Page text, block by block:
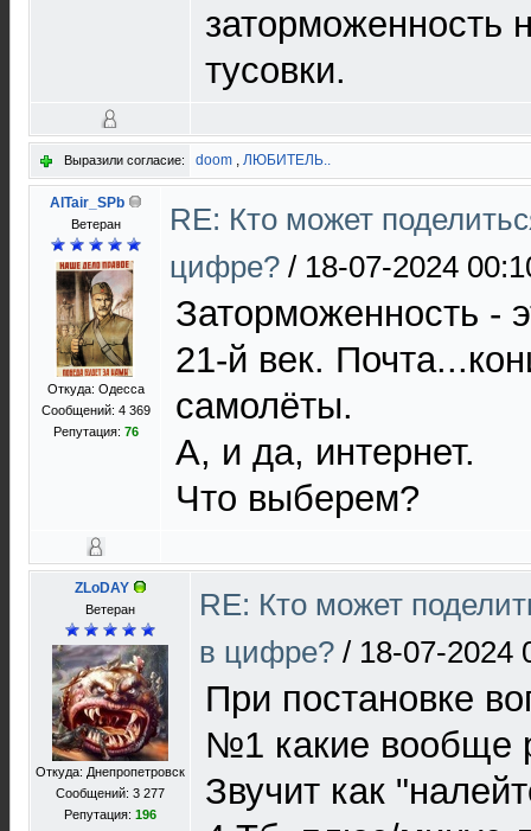
заторможенность
тусовки.
Выразили согласие: doom , ЛЮБИТЕЛЬ..
AlTair_SPb
Ветеран
Откуда: Одесса
Сообщений: 4 369
Репутация: 76
RE: Кто может
цифре? / 18-07-2024
Заторможенность -
21-й век.
самолёты.
А, и да, интернет.
Что выберем?
ZLoDAY
Ветеран
Откуда: Днепропетровск
Сообщений: 3 277
Репутация: 196
RE: Кто может
в цифре? / 18-07-2024
При постановке
№1 какие вообще
Звучит как